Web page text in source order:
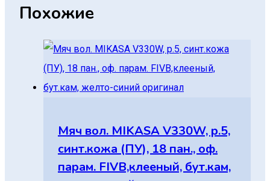
Похожие
Мяч вол. MIKASA V330W, р.5,
синт.кожа (ПУ), 18 пан., оф.
парам. FIVB,клееный, бут.кам,